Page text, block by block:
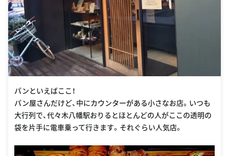
パンといえばここ！
パン屋さんだけど、中にカウンターがある小さなお店。いつも
大行列で、代々木八幡駅おりるとほとんどの人がここの透明の
袋を片手に電車乗って行きます。それぐらい人気店。